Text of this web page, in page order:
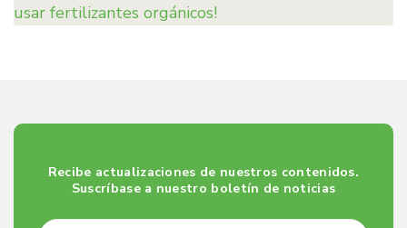
usar fertilizantes orgánicos!
Recibe actualizaciones de nuestros contenidos.
Suscríbase a nuestro boletín de noticias